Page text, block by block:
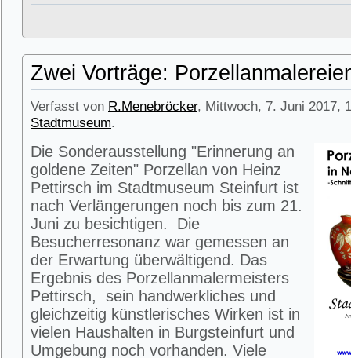
Zwei Vorträge:
Verfasst von R.Menebröcker, Mittwoch, 7. Juni 2017,
Stadtmuseum.
Die Sonderausstellung "Erinnerung an
goldene Zeiten" Porzellan von Heinz
Pettirsch im Stadtmuseum Steinfurt ist
nach Verlängerungen noch bis zum 21.
Juni zu besichtigen. Die
Besucherresonanz war gemessen an
der Erwartung überwältigend. Das
Ergebnis des Porzellanmalermeisters
Pettirsch, sein handwerkliches und
gleichzeitig künstlerisches Wirken ist in
vielen Haushalten in Burgsteinfurt und
Umgebung noch vorhanden. Viele